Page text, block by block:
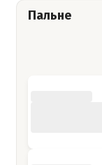
Пальне